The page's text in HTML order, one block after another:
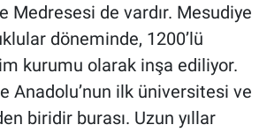
Medresesi de vardır. Mesudiye
döneminde, 1200’lü
kurumu olarak inşa ediliyor.
Anadolu’nun ilk üniversitesi ve
biridir burası. Uzun yıllar